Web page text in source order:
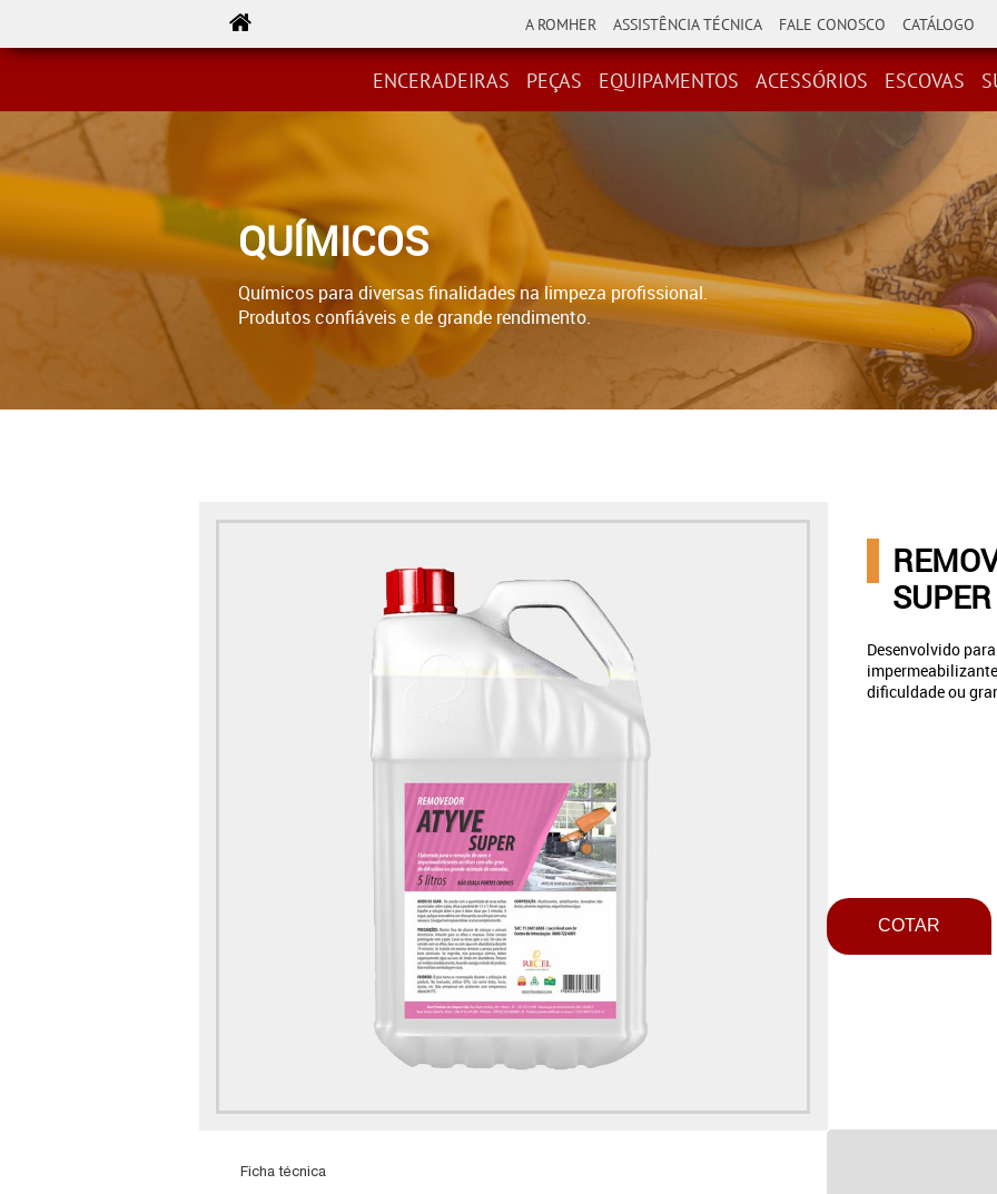
PEÇAS EQUIPAMENTOS ESCOVAS SUPORTES DISCOS FLANGES
Químicos para diversas finalidades na limpeza profissional.
Produtos confiáveis e de grande rendimento. ​​​​​​​
QUÍMICOS
Desenvolvido
dificuldade ou
COTAR
Ficha técnica
ENCERADEIRAS PEÇAS EQUIPAMENTOS ACESSÓRIOS ESCOVAS
A ROMHER ASSISTÊNCIA TÉCNICA FALE CONOSCO CATÁLOGO